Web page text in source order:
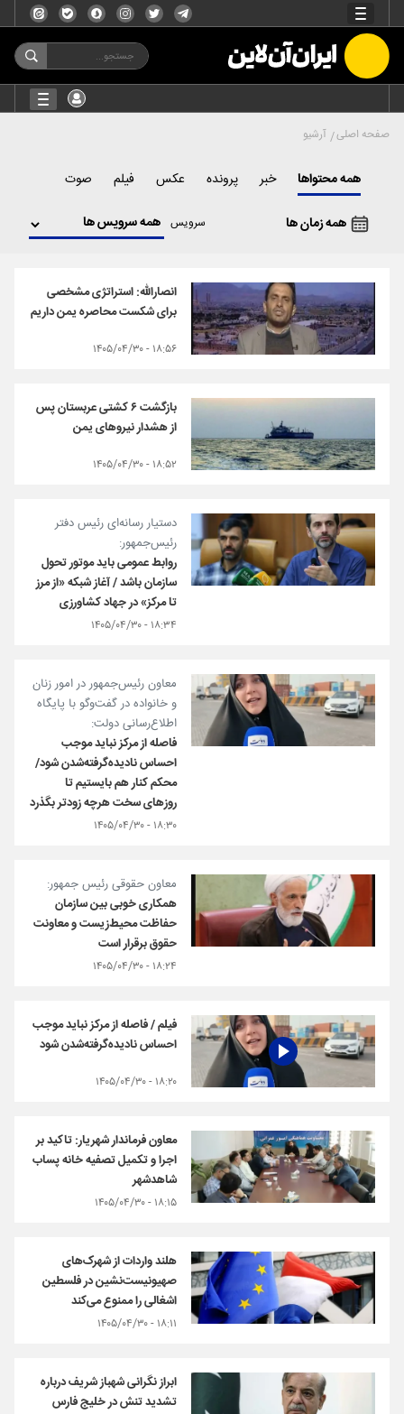
صفحه اصلی آرشیو
همه محتواها خبر پرونده عکس فیلم صوت
همه زمان ها سرویس
انصارالله: استراتژی مشخصی
برای شکست محاصره یمن داریم
۱۸:۵۶ - ۱۴۰۵/۰۴/۳۰
بازگشت ۶ کشتی عربستان پس
از هشدار نیروهای یمن
۱۸:۵۲ - ۱۴۰۵/۰۴/۳۰
دستیار رسانه‌ای رئیس دفتر
رئیس‌جمهور:
روابط عمومی باید موتور تحول
سازمان باشد / آغاز شبکه «از مرز
تا مرکز» در جهاد کشاورزی
۱۸:۳۴ - ۱۴۰۵/۰۴/۳۰
معاون رئیس‌جمهور در امور زنان
و خانواده در گفت‌وگو با پایگاه
اطلاع‌رسانی دولت:
فاصله از مرکز نباید موجب
احساس نادیده‌گرفته‌شدن شود/
محکم کنار هم بایستیم تا
روزهای سخت هرچه زودتر بگذرد
۱۸:۳۰ - ۱۴۰۵/۰۴/۳۰
معاون حقوقی رئیس جمهور:
همکاری خوبی بین سازمان
حفاظت محیط‌زیست و معاونت
حقوق برقرار است
۱۸:۲۴ - ۱۴۰۵/۰۴/۳۰
فیلم / فاصله از مرکز نباید موجب
احساس نادیده‌گرفته‌شدن شود
۱۸:۲۰ - ۱۴۰۵/۰۴/۳۰
معاون فرماندار شهریار: تاکید بر
اجرا و تکمیل تصفیه خانه پساب
شاهدشهر
۱۸:۱۵ - ۱۴۰۵/۰۴/۳۰
هلند واردات از شهرک‌های
صهیونیست‌نشین در فلسطین
اشغالی را ممنوع می‌کند
۱۸:۱۱ - ۱۴۰۵/۰۴/۳۰
ابراز نگرانی شهباز شریف درباره
تشدید تنش در خلیج فارس